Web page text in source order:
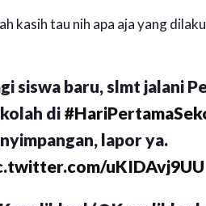
kasih tau nih apa aja yang
siswa baru, slmt jalani
di
lapor ya.
uKIDAvj9UU